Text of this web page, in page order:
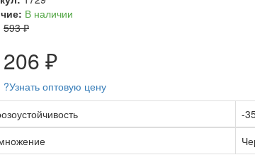
В наличии
593 ₽
206 ₽
?Узнать оптовую цену
-